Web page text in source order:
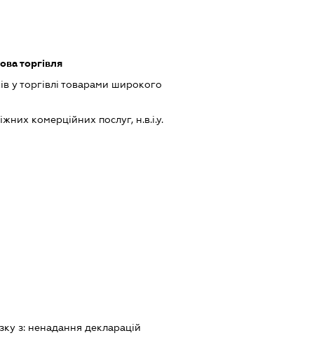
торгівля
у торгівлі товарами широкого
комерційних послуг, н.в.і.у.
з: ненадання декларацiй